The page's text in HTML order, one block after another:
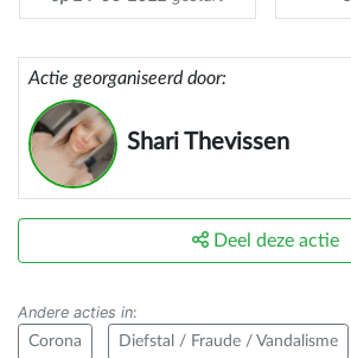
Actie georganiseerd door:
Shari Thevissen
Deel deze actie
Andere acties in:
Corona Diefstal / Fraude / Vandalisme